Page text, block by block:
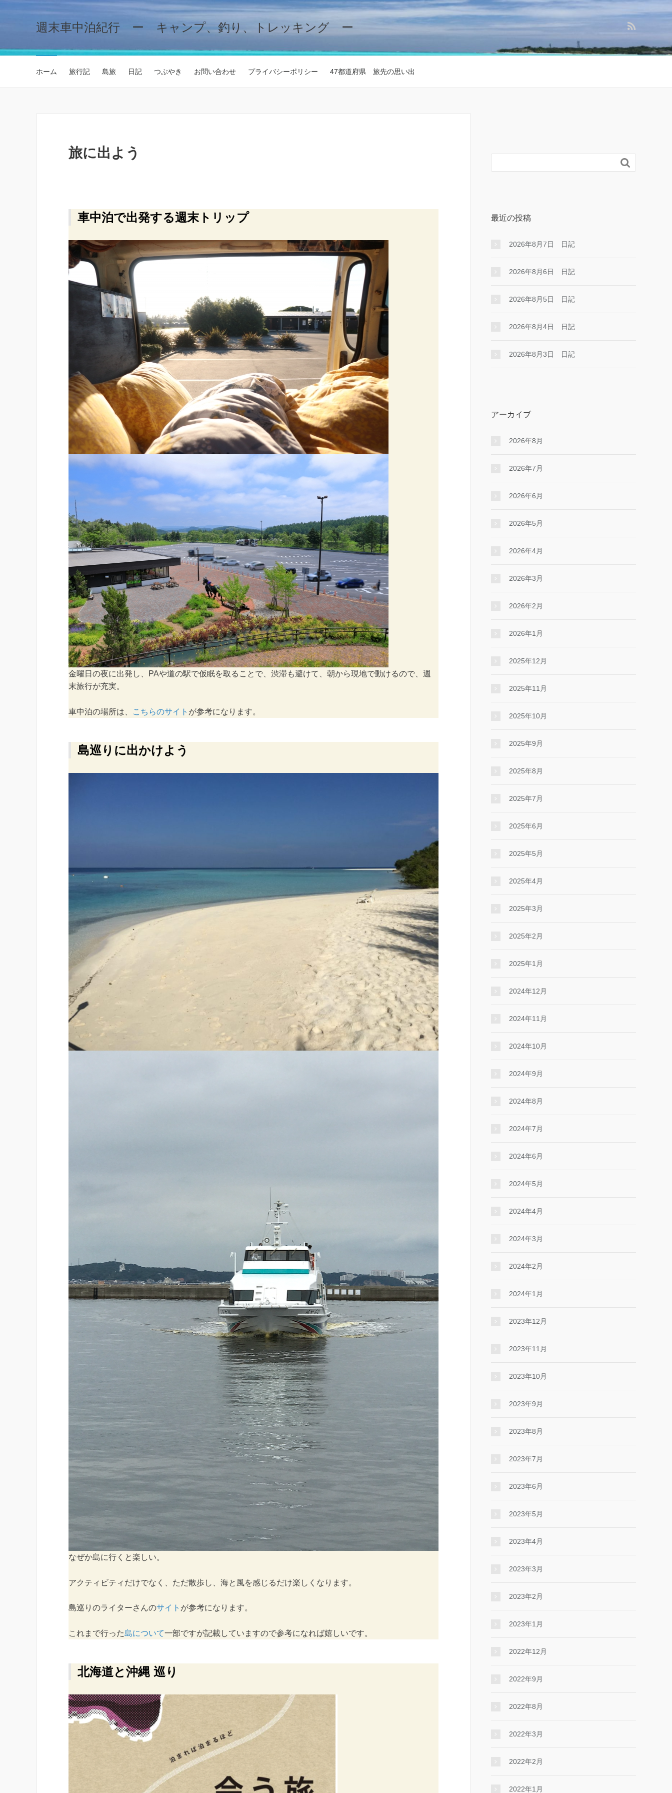
週末車中泊紀行 ー キャンプ、釣り、トレッキング ー
ホーム 旅行記 島旅 日記 つぶやき お問い合わせ プライバシーポリシー 47都道府県 旅先の思い出
旅に出よう
車中泊で出発する週末トリップ
金曜日の夜に出発し、PAや道の駅で仮眠を取ることで、渋滞も避けて、朝から現地で動けるので、週
末旅行が充実。
車中泊の場所は、 こちらのサイト が参考になります。
島巡りに出かけよう
なぜか島に行くと楽しい。
アクティビティだけでなく、ただ散歩し、海と風を感じるだけ楽しくなります。
島巡りのライターさんのサイト が参考になります。
これまで行った島について一部ですが記載していますので参考になれば嬉しいです。
北海道と沖縄 巡り

最近の投稿
2026年8月7日 日記
2026年8月6日 日記
2026年8月5日 日記
2026年8月4日 日記
2026年8月3日 日記
アーカイブ
2026年8月
2026年7月
2026年6月
2026年5月
2026年4月
2026年3月
2026年2月
2026年1月
2025年12月
2025年11月
2025年10月
2025年9月
2025年8月
2025年7月
2025年6月
2025年5月
2025年4月
2025年3月
2025年2月
2025年1月
2024年12月
2024年11月
2024年10月
2024年9月
2024年8月
2024年7月
2024年6月
2024年5月
2024年4月
2024年3月
2024年2月
2024年1月
2023年12月
2023年11月
2023年10月
2023年9月
2023年8月
2023年7月
2023年6月
2023年5月
2023年4月
2023年3月
2023年2月
2023年1月
2022年12月
2022年9月
2022年8月
2022年3月
2022年2月
2022年1月